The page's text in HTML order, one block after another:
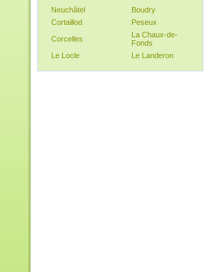
Neuchâtel
Boudry
Cortaillod
Peseux
Corcelles
La Chaux-de-
Fonds
Le Locle
Le Landeron